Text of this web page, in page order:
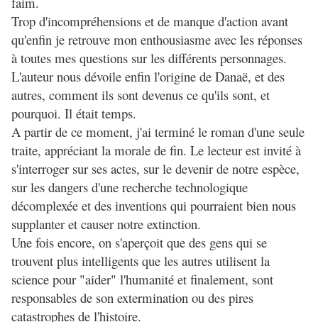
Trop d'incompréhensions et de manque d'action avant
qu'enfin je retrouve mon enthousiasme avec les réponses
à toutes mes questions sur les différents personnages.
L'auteur nous dévoile enfin l'origine de Danaë, et des
autres, comment ils sont devenus ce qu'ils sont, et
pourquoi. Il était temps.
A partir de ce moment, j'ai terminé le roman d'une seule
traite, appréciant la morale de fin. Le lecteur est invité à
s'interroger sur ses actes, sur le devenir de notre espèce,
sur les dangers d'une recherche technologique
décomplexée et des inventions qui pourraient bien nous
supplanter et causer notre extinction.
Une fois encore, on s'aperçoit que des gens qui se
trouvent plus intelligents que les autres utilisent la
science pour "aider" l'humanité et finalement, sont
responsables de son extermination ou des pires
catastrophes de l'histoire.